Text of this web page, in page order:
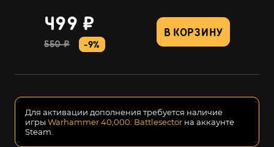
В КОРЗИНУ
499 ₽
550 ₽ -9%
Для активации дополнения требуется наличие
игры Warhammer 40,000: Battlesector на аккаунте
Steam.